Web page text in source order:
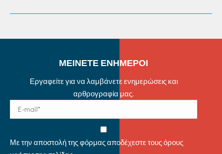
ΜΕΙΝΕΤΕ ΕΝΗΜΕΡΟΙ
Εργαφείτε για να λαμβάνετε ενημερώσεις και
αρθρογραφία μας.
Με την αποστολή της φόρμας αποδέχεστε τους όρους